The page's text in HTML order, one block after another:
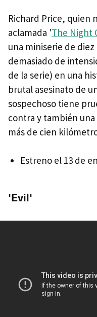
Richard Price, quien
aclamada 'The Night
una miniserie de
demasiado de
de la serie) en una
brutal asesinato de
sospechoso tiene
contra y también
más de cien
Estreno el 13 de
'Evil'